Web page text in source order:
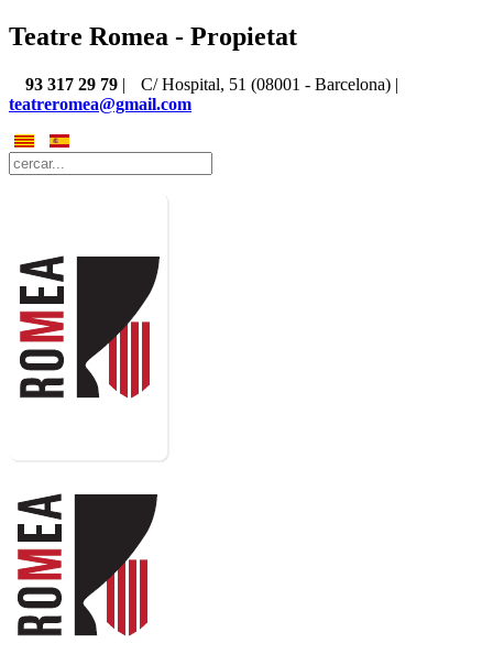
Teatre Romea - Propietat
93 317 29 79 |
C/ Hospital, 51 (08001 - Barcelona) |
teatreromea@gmail.com